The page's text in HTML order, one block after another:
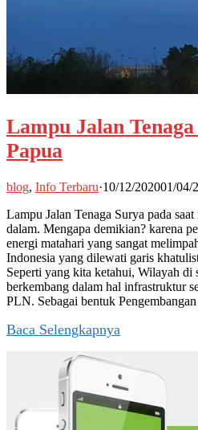
Lampu Jalan
Papua
blog, Info Terbaru·10/12/202001/04/
Lampu Jalan Tenaga Surya pada
dalam. Mengapa demikian? karena
energi matahari yang sangat
Indonesia yang dilewati garis
Seperti yang kita ketahui, Wilayah di
berkembang dalam hal infrastruktur
PLN. Sebagai bentuk
Baca Selengkapnya